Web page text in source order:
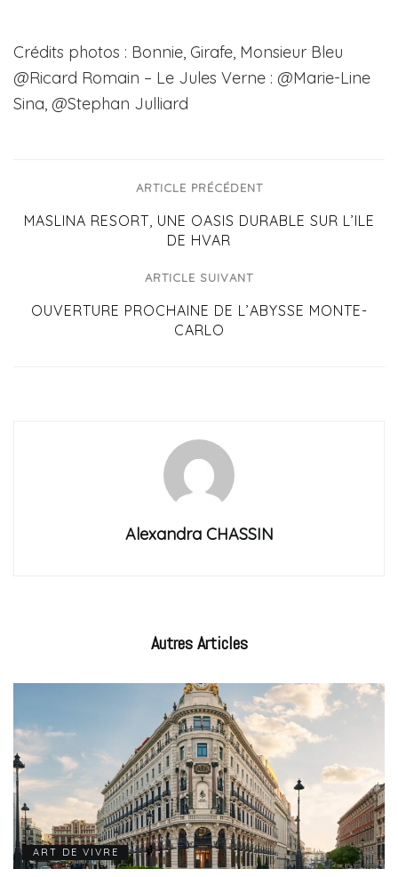
Crédits photos : Bonnie, Girafe, Monsieur Bleu
@Ricard Romain – Le Jules Verne : @Marie-Line
Sina, @Stephan Julliard
ARTICLE PRÉCÉDENT
MASLINA RESORT, UNE OASIS DURABLE SUR L’ILE
DE HVAR
ARTICLE SUIVANT
OUVERTURE PROCHAINE DE L’ABYSSE MONTE-
CARLO
Alexandra CHASSIN
AutresArticles
ART DE VIVRE